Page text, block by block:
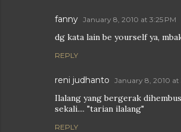
fanny January 8, 2010 at 3:25 PM
dg kata lain be yourself ya,
REPLY
reni judhanto January 8, 2010 at
Ilalang yang bergerak
sekali.... "tarian ilalang"
REPLY